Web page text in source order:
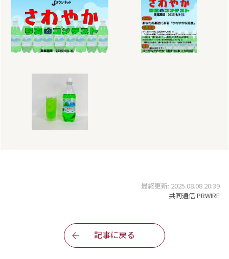
最終更新: 2025.08.08 20:39
共同通信 PRWIRE
記事に戻る